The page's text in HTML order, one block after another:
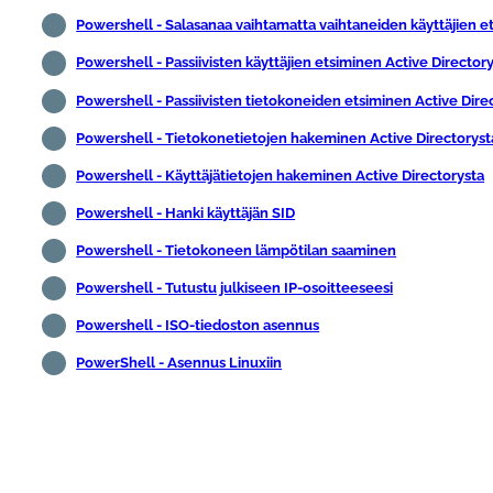
Powershell - Salasanaa vaihtamatta vaihtaneiden käyttäjien
Powershell - Passiivisten käyttäjien etsiminen Active
Powershell - Passiivisten tietokoneiden etsiminen Active
Powershell - Tietokonetietojen hakeminen Active
Powershell - Käyttäjätietojen hakeminen Active Directorysta
Powershell - Hanki käyttäjän SID
Powershell - Tietokoneen lämpötilan saaminen
Powershell - Tutustu julkiseen IP-osoitteeseesi
Powershell - ISO-tiedoston asennus
PowerShell - Asennus Linuxiin